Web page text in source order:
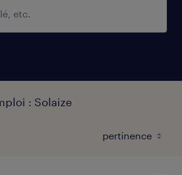
: Solaize